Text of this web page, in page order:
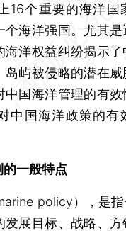
个重要的海洋国
海洋强国。尤其是
海洋权益纠纷揭示
岛屿被侵略的潜在
中国海洋管理的有
中国海洋政策的有
的一般特点
policy），是指
发展目标、战略、